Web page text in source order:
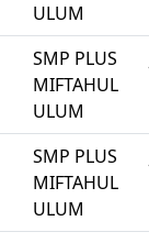
ULUM
SMP PLUS
MIFTAHUL
ULUM
SMP PLUS
MIFTAHUL
ULUM